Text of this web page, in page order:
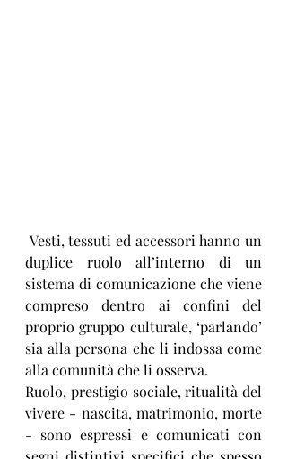
duplice ruolo all’interno di un
sistema di comunicazione che viene
compreso dentro ai confini del
proprio gruppo culturale, ‘parlando’
sia alla persona che li indossa come
alla comunità che li osserva.
Ruolo, prestigio sociale, ritualità del
vivere - nascita, matrimonio, morte
- sono espressi e comunicati con